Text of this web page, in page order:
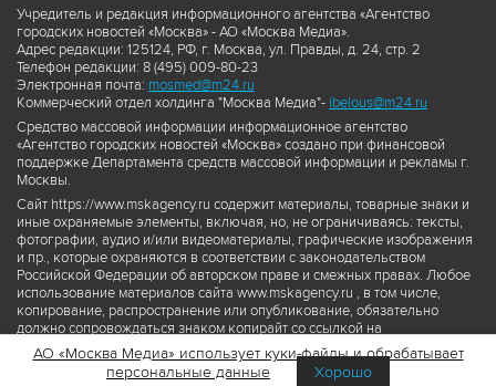
Учредитель и редакция информационного агентства «Агентство
городских новостей «Москва» - АО «Москва Медиа».
Адрес редакции: 125124, РФ, г. Москва, ул. Правды, д. 24, стр. 2
Телефон редакции: 8 (495) 009-80-23
Электронная почта: mosmed@m24.ru
Коммерческий отдел холдинга "Москва Медиа"- ibelous@m24.ru
Средство массовой информации информационное агентство
«Агентство городских новостей «Москва» создано при финансовой
поддержке Департамента средств массовой информации и рекламы г.
Москвы.
Сайт https://www.mskagency.ru содержит материалы, товарные знаки и
иные охраняемые элементы, включая, но, не ограничиваясь: тексты,
фотографии, аудио и/или видеоматериалы, графические изображения
и пр., которые охраняются в соответствии с законодательством
Российской Федерации об авторском праве и смежных правах. Любое
использование материалов сайта www.mskagency.ru , в том числе,
копирование, распространение или опубликование, обязательно
должно сопровождаться знаком копирайт со ссылкой на
правообладателя © АО «Москва Медиа», а также гиперссылкой на сайт
www.mskagency.ru как на первоисточник информации. Переработка
материалов сайта www.mskagency.ru не допускается.
АО «Москва Медиа» использует куки-файлы и обрабатывает
персональные данные
Хорошо